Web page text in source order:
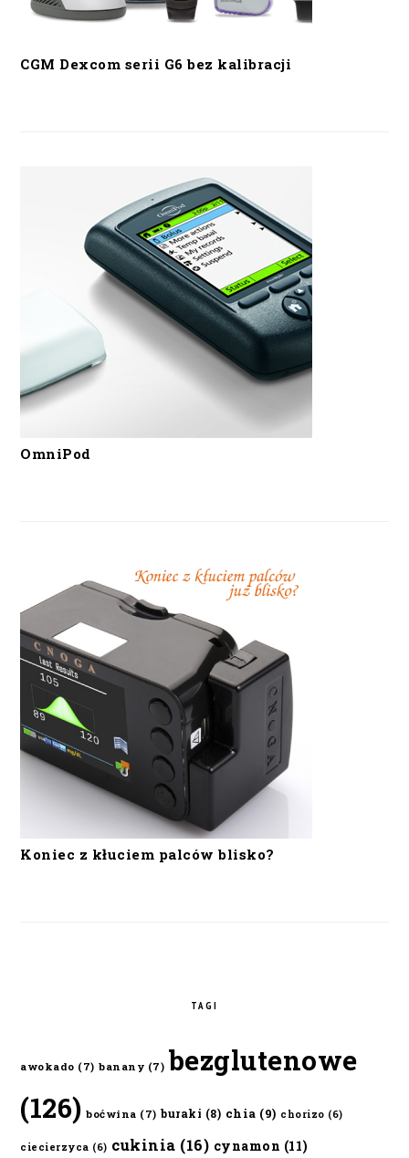
CGM Dexcom serii G6 bez kalibracji
OmniPod
Koniec z kłuciem palców blisko?
TAGI
awokado (7) banany (7) bezglutenowe
(126) boćwina (7) buraki (8) chia (9) chorizo (6)
ciecierzyca (6) cukinia (16) cynamon (11)